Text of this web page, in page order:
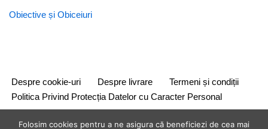
Obiective și Obiceiuri
Despre cookie-uri Despre livrare
Termeni și condiții
Politica Privind Protecția Datelor cu Caracter Personal
Folosim cookies pentru a ne asigura că beneficiezi de cea mai